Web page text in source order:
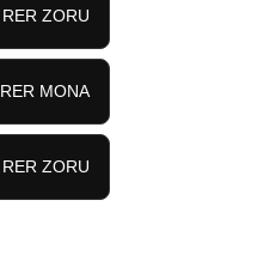
RER ZORU
RER MONA
RER ZORU